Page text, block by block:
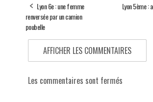
Lyon 6e : une femme
renversée par un camion
poubelle
Lyon 5ème :
AFFICHER LES COMMENTAIRES
Les commentaires sont fermés